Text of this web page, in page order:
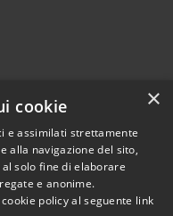
© 2026 • Comune di
Ittiri • Powered by
×
cookie
e assimilati strettamente
alla navigazione del sito,
solo fine di elaborare
e anonime.
policy al seguente link